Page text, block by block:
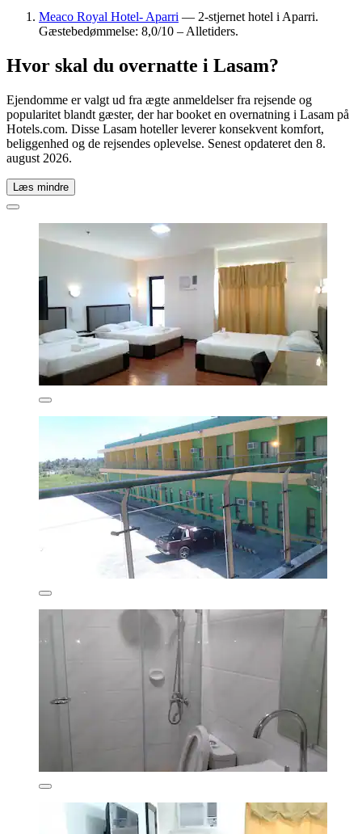
Meaco Royal Hotel- Aparri — 2-stjernet hotel i Aparri.
Gæstebedømmelse: 8,0/10 – Alletiders.
Hvor skal du overnatte i Lasam?
Ejendomme er valgt ud fra ægte anmeldelser fra rejsende og
popularitet blandt gæster, der har booket en overnatning i Lasam på
Hotels.com. Disse Lasam hoteller leverer konsekvent komfort,
beliggenhed og de rejsendes oplevelse. Senest opdateret den 8.
august 2026.
Læs mindre